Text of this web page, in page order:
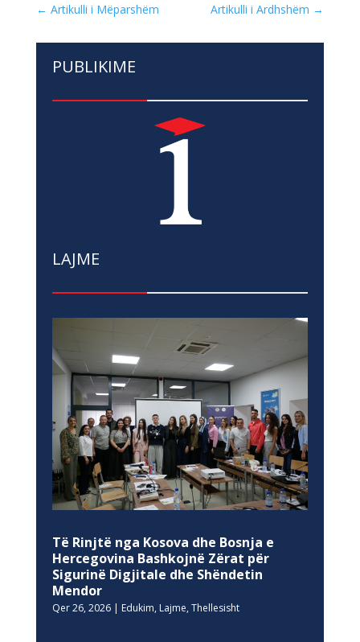
← Artikulli i Mëparshëm Artikulli i Ardhshëm →
PUBLIKIME
LAJME
Të Rinjtë nga Kosova dhe Bosnja e
Hercegovina Bashkojnë Zërat për
Sigurinë Digjitale dhe Shëndetin
Mendor
Qer 26, 2026| Edukim, Lajme, Thellesisht